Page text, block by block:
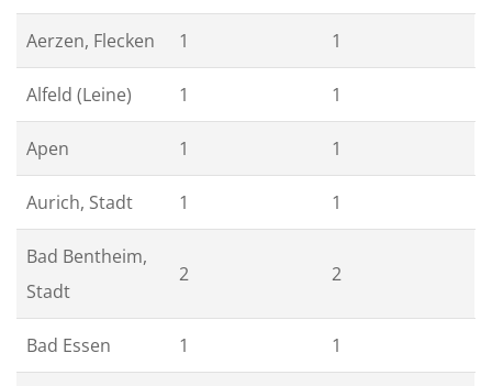
Aerzen, Flecken 1 1
Alfeld (Leine) 1 1
Apen 1 1
Aurich, Stadt 1 1
Bad Bentheim,
Stadt
2 2
Bad Essen 1 1